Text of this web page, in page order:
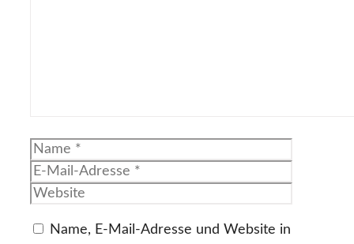
Name
Name, E-Mail-Adresse und Website in